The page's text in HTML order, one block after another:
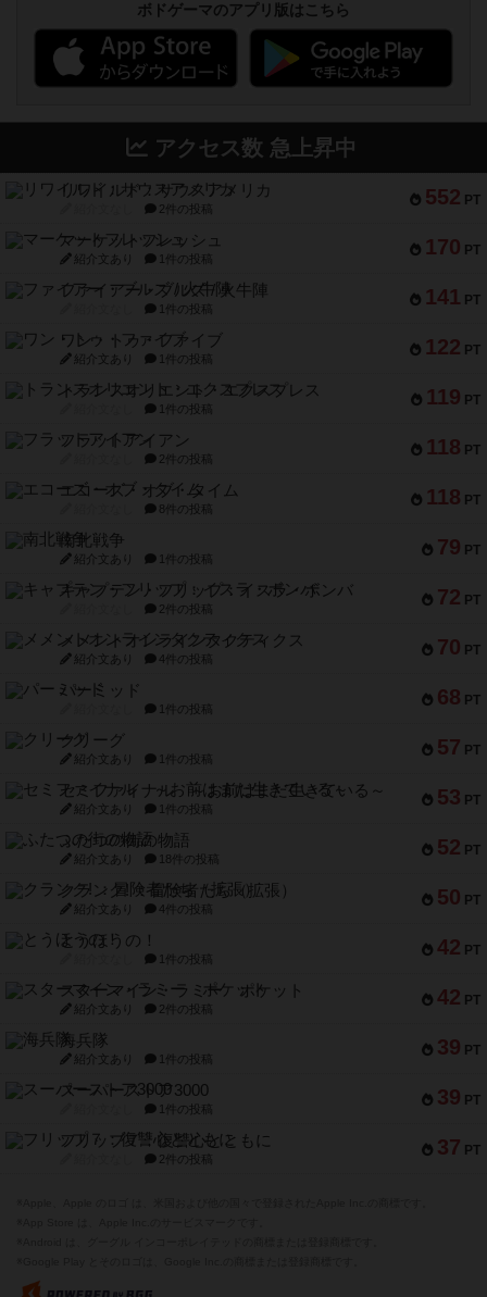
ボドゲーマのアプリ版はこちら
アクセス数 急上昇中
552 PT
リワイルド：サウスアメリカ
2件の投稿
170 PT
マーケットフレッシュ
紹介文あり 1件の投稿
141 PT
ファイアー・ブルズ / 火牛陣
1件の投稿
122 PT
ワン・トゥ・ファイブ
紹介文あり 1件の投稿
119 PT
トランスオリエント・エクスプレス
1件の投稿
118 PT
フラットアイアン
2件の投稿
118 PT
エコーズ・オブ・タイム
8件の投稿
79 PT
南北戦争
紹介文あり 1件の投稿
72 PT
キャプテン・フリップ：イスラ・ボンバ
2件の投稿
70 PT
メメントオンラインタクティクス
紹介文あり 4件の投稿
68 PT
パーミッド
1件の投稿
57 PT
クリーグ
紹介文あり 1件の投稿
53 PT
セミファイナル ～お前はまだ生きている～
紹介文あり 1件の投稿
52 PT
ふたつの街の物語
紹介文あり 18件の投稿
50 PT
クランク! ：冒険者たち（拡張）
紹介文あり 4件の投稿
42 PT
とうほうの！
1件の投稿
42 PT
スターマイン・ラミー ポケット
紹介文あり 2件の投稿
39 PT
海兵隊
紹介文あり 1件の投稿
39 PT
スーパーストア3000
1件の投稿
37 PT
フリップ７：復讐心とともに
2件の投稿